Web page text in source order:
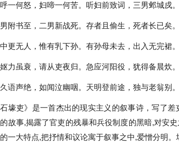
一何怒，妇啼一何苦。听妇前致词，三男邺城戍。
附书至，二男新战死。存者且偷生，死者长已矣。
更无人，惟有乳下孙。有孙母未去，出入无完裙。
力虽衰，请从吏夜归。急应河阳役，犹得备晨炊。
语声绝，如闻泣幽咽。天明登前途，独与老翁别。
石壕吏》是一首杰出的现实主义的叙事诗，写了
故事,揭露了官吏的残暴和兵役制度的黑暗,对安
一大特点,把抒情和议论寓于叙事之中,爱憎分明